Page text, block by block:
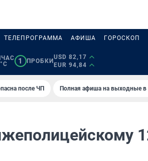
ТЕЛЕПРОГРАММА АФИША ГОРОСКОП
1 ПРОБКИ
USD 82,17
EUR 94,84
после ЧП Полная афиша на выходные